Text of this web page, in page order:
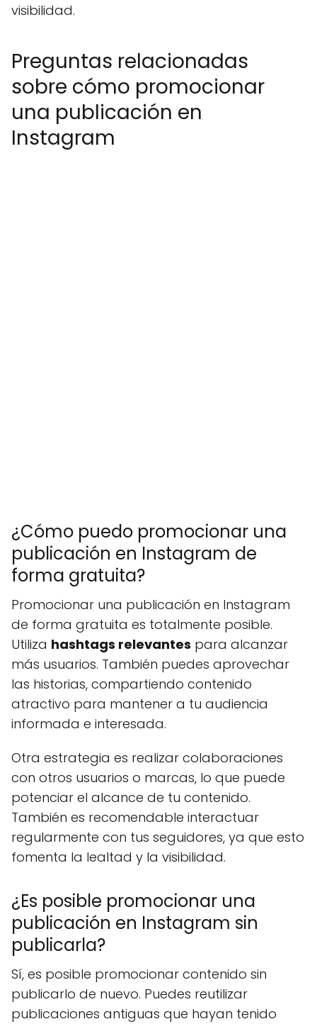
visibilidad.
Preguntas relacionadas
sobre cómo promocionar
una publicación en
Instagram
¿Cómo puedo promocionar una
publicación en Instagram de
forma gratuita?
Promocionar una publicación en Instagram
de forma gratuita es totalmente posible.
Utiliza hashtags relevantes para alcanzar
más usuarios. También puedes aprovechar
las historias, compartiendo contenido
atractivo para mantener a tu audiencia
informada e interesada.
Otra estrategia es realizar colaboraciones
con otros usuarios o marcas, lo que puede
potenciar el alcance de tu contenido.
También es recomendable interactuar
regularmente con tus seguidores, ya que esto
fomenta la lealtad y la visibilidad.
¿Es posible promocionar una
publicación en Instagram sin
publicarla?
Sí, es posible promocionar contenido sin
publicarlo de nuevo. Puedes reutilizar
publicaciones antiguas que hayan tenido